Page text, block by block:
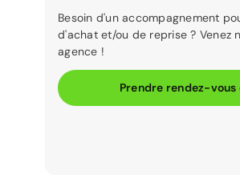
Besoin d'un accompagnement
d'achat et/ou de reprise ? Venez
agence !
Prendre rendez-vous